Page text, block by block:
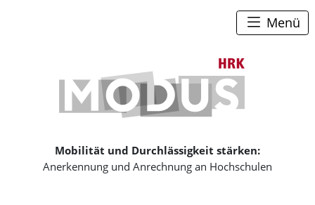
Mobilität und Durchlässigkeit stärken:
Anerkennung und Anrechnung an Hochschulen
Menü